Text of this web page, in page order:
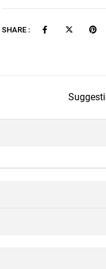
SHARE :